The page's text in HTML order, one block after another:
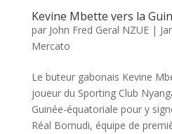
Kevine Mbette vers la
par John Fred Geral NZUE|
Mercato
Le buteur gabonais Kevine
joueur du Sporting Club
Guinée-équatoriale pour y
Réal Bomudi, équipe de